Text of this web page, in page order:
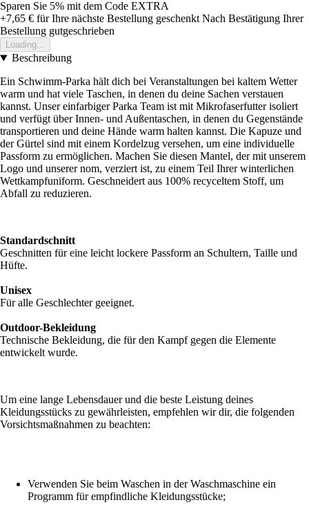
Sparen Sie 5% mit dem Code EXTRA
+7,65 € für Ihre nächste Bestellung geschenkt Nach Bestätigung Ihrer
Bestellung gutgeschrieben
Loading...
Beschreibung
Ein Schwimm-Parka hält dich bei Veranstaltungen bei kaltem Wetter
warm und hat viele Taschen, in denen du deine Sachen verstauen
kannst. Unser einfarbiger Parka Team ist mit Mikrofaserfutter isoliert
und verfügt über Innen- und Außentaschen, in denen du Gegenstände
transportieren und deine Hände warm halten kannst. Die Kapuze und
der Gürtel sind mit einem Kordelzug versehen, um eine individuelle
Passform zu ermöglichen. Machen Sie diesen Mantel, der mit unserem
Logo und unserer nom, verziert ist, zu einem Teil Ihrer winterlichen
Wettkampfuniform. Geschneidert aus 100% recyceltem Stoff, um
Abfall zu reduzieren.
Standardschnitt
Geschnitten für eine leicht lockere Passform an Schultern, Taille und
Hüfte.
Unisex
Für alle Geschlechter geeignet.
Outdoor-Bekleidung
Technische Bekleidung, die für den Kampf gegen die Elemente
entwickelt wurde.
Um eine lange Lebensdauer und die beste Leistung deines
Kleidungsstücks zu gewährleisten, empfehlen wir dir, die folgenden
Vorsichtsmaßnahmen zu beachten:
Verwenden Sie beim Waschen in der Waschmaschine ein
Programm für empfindliche Kleidungsstücke;